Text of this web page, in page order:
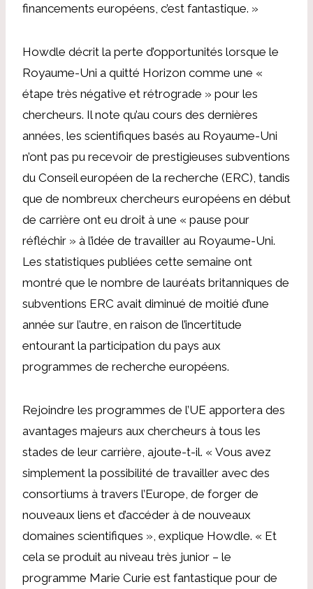
financements européens, c’est fantastique. »
Howdle décrit la perte d’opportunités lorsque le
Royaume-Uni a quitté Horizon comme une «
étape très négative et rétrograde » pour les
chercheurs. Il note qu’au cours des dernières
années, les scientifiques basés au Royaume-Uni
n’ont pas pu recevoir de prestigieuses subventions
du Conseil européen de la recherche (ERC), tandis
que de nombreux chercheurs européens en début
de carrière ont eu droit à une « pause pour
réfléchir » à l’idée de travailler au Royaume-Uni.
Les statistiques publiées cette semaine ont
montré que le nombre de lauréats britanniques de
subventions ERC avait diminué de moitié d’une
année sur l’autre, en raison de l’incertitude
entourant la participation du pays aux
programmes de recherche européens.
Rejoindre les programmes de l’UE apportera des
avantages majeurs aux chercheurs à tous les
stades de leur carrière, ajoute-t-il. « Vous avez
simplement la possibilité de travailler avec des
consortiums à travers l’Europe, de forger de
nouveaux liens et d’accéder à de nouveaux
domaines scientifiques », explique Howdle. « Et
cela se produit au niveau très junior – le
programme Marie Curie est fantastique pour de